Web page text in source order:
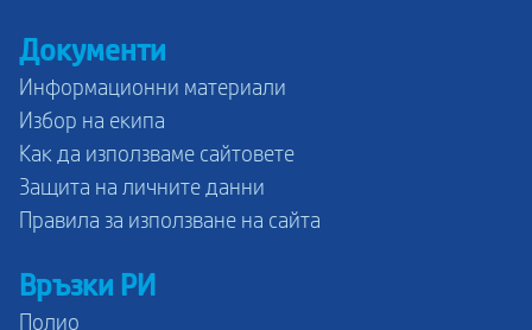
Документи
Информационни материали
Избор на екипа
Как да използваме сайтовете
Защита на личните данни
Правила за използване на сайта
Връзки РИ
Полио